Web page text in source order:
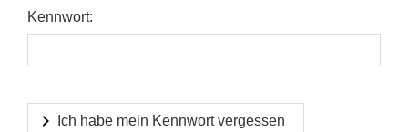
Kennwort:
Ich habe mein Kennwort vergessen